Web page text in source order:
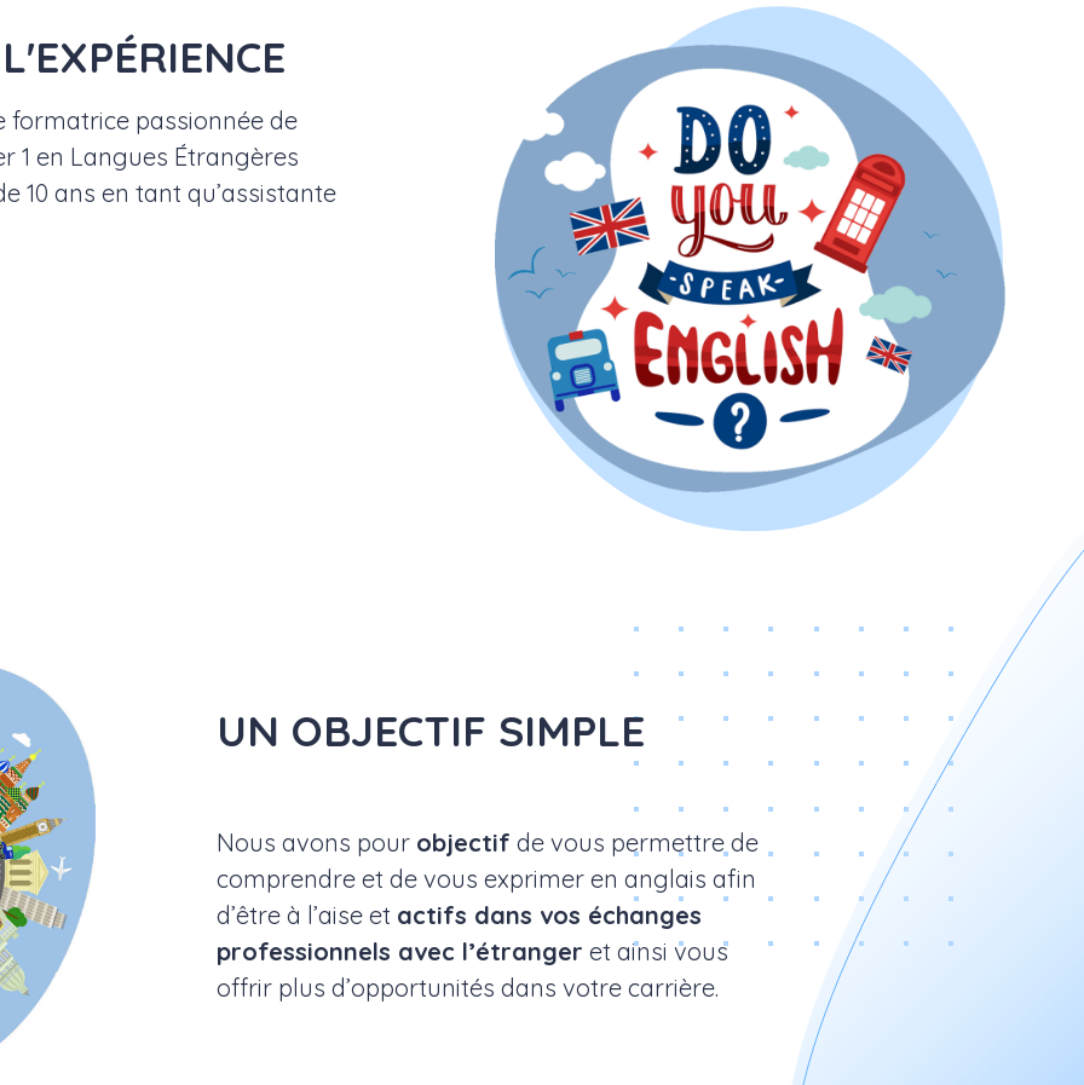
passionnée de
1 en Langues Étrangères
10 ans en tant qu’assistante
UN OBJECTIF SIMPLE
Nous avons pour objectif de vous permettre de
comprendre et de vous exprimer en anglais afin
d’être à l’aise et actifs dans vos échanges
professionnels avec l’étranger et ainsi vous
offrir plus d’opportunités dans votre carrière.